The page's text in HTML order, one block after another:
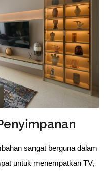
sangat berguna dalam
untuk menempatkan TV,